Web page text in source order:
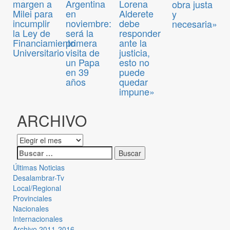
margen a
Milei para
incumplir
la Ley de
Financiamiento
Universitario
Argentina
en
noviembre:
será la
primera
visita de
un Papa
en 39
años
Lorena
Alderete
debe
responder
ante la
justicia,
esto no
puede
quedar
impune»
obra justa
y
necesaria»
ARCHIVO
Últimas Noticias
Desalambrar-Tv
Local/Regional
Provinciales
Nacionales
Internacionales